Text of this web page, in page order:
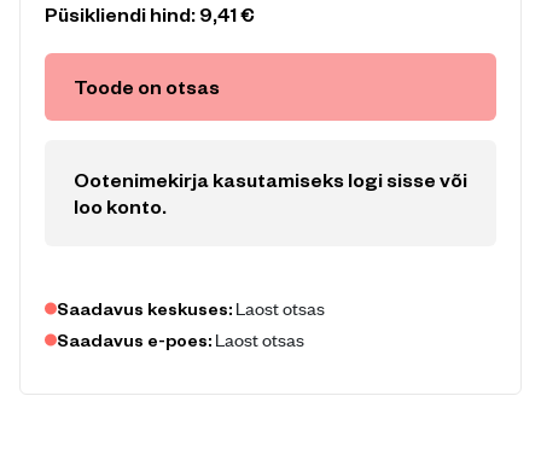
Püsikliendi hind:9,41€
Toode on otsas
Ootenimekirja kasutamiseks logi sisse või
loo konto.
Saadavus keskuses: Laost otsas
Saadavus e-poes: Laost otsas